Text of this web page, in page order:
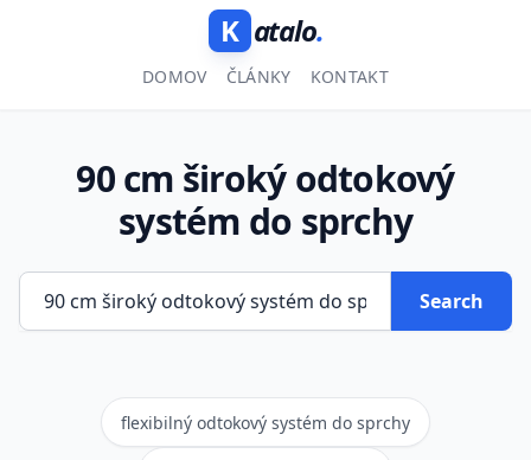
K atalo.
DOMOV ČLÁNKY KONTAKT
90 cm široký odtokový
systém do sprchy
Search
flexibilný odtokový systém do sprchy